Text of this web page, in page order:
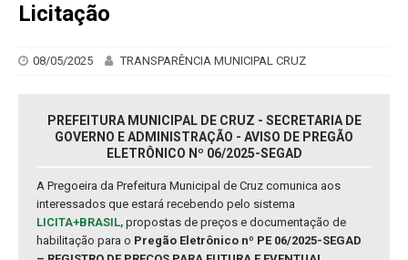
Licitação
08/05/2025 TRANSPARÊNCIA MUNICIPAL CRUZ
PREFEITURA MUNICIPAL DE CRUZ - SECRETARIA DE
GOVERNO E ADMINISTRAÇÃO - AVISO DE PREGÃO
ELETRÔNICO Nº 06/2025-SEGAD
A Pregoeira da Prefeitura Municipal de Cruz comunica aos
interessados que estará recebendo pelo sistema
LICITA+BRASIL, propostas de preços e documentação de
habilitação para o Pregão Eletrônico nº PE 06/2025-SEGAD